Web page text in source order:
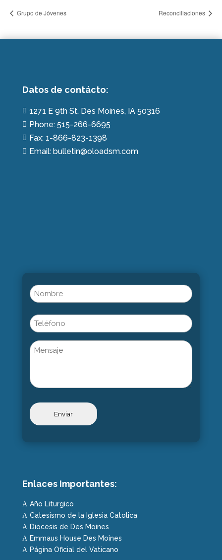
Grupo de Jóvenes Reconciliaciones
Datos de contácto:
 1271 E 9th St. Des Moines, IA 50316
 Phone: 515-266-6695
 Fax: 1-866-823-1398
 Email: bulletin@oloadsm.com
Name
(Obligatorio)
Phone
Untitled
Enlaces Importantes:
A Año Liturgico
A Catesismo de la Iglesia Catolica
A Diocesis de Des Moines
A Emmaus House Des Moines
A Página Oficial del Vaticano